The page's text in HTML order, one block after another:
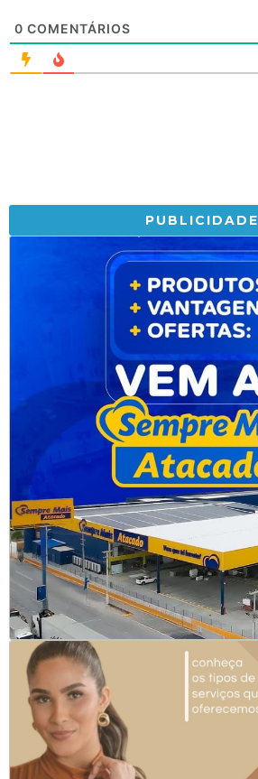
0 COMENTÁRIOS
PUBLICIDADE